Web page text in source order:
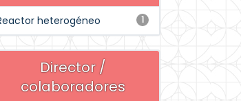
1
heterogéneo
Director /
colaboradores